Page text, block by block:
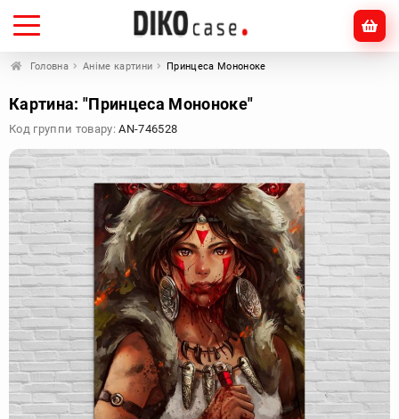
Головна Аніме картини Принцеса Мононоке
Картина: "Принцеса Мононоке"
Код группи товару:AN-746528